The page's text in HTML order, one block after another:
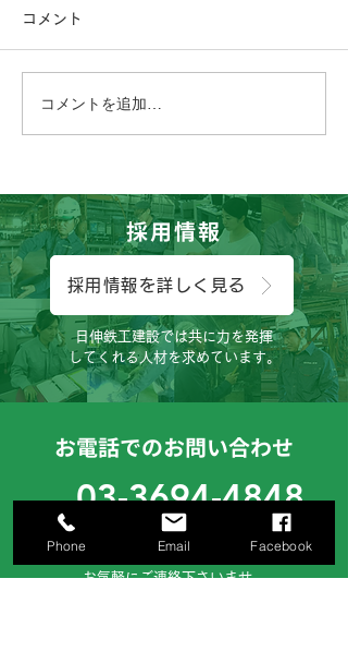
こんにちは、広報担当のH
コメント
コメントを追加…
採用情報
採用情報を詳しく見る
日伸鉄工建設では共に力を発揮
してくれる人材を求めています。
お電話でのお問い合わせ
03-3694-4848
［ 営業時間 ］
お気軽にご連絡下さいませ。
Phone Email Facebook